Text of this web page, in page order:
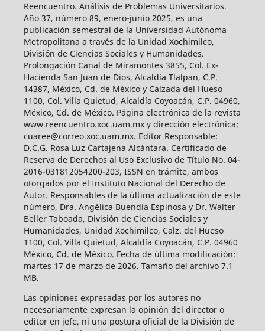
Reencuentro. Análisis de Problemas Universitarios.
Año 37, número 89, enero-junio 2025, es una
publicación semestral de la Universidad Autónoma
Metropolitana a través de la Unidad Xochimilco,
División de Ciencias Sociales y Humanidades.
Prolongación Canal de Miramontes 3855, Col. Ex-
Hacienda San Juan de Dios, Alcaldía Tlalpan, C.P.
14387, México, Cd. de México y Calzada del Hueso
1100, Col. Villa Quietud, Alcaldía Coyoacán, C.P. 04960,
México, Cd. de México. Página electrónica de la revista
www.reencuentro.xoc.uam.mx y dirección electrónica:
cuaree@correo.xoc.uam.mx. Editor Responsable:
D.C.G. Rosa Luz Cartajena Alcántara. Certificado de
Reserva de Derechos al Uso Exclusivo de Título No. 04-
2016-031812054200-203, ISSN en trámite, ambos
otorgados por el Instituto Nacional del Derecho de
Autor. Responsables de la última actualización de este
número, Dra. Angélica Buendía Espinosa y Dr. Walter
Beller Taboada, División de Ciencias Sociales y
Humanidades, Unidad Xochimilco, Calz. del Hueso
1100, Col. Villa Quietud, Alcaldía Coyoacán, C.P. 04960
México, Cd. de México. Fecha de última modificación:
martes 17 de marzo de 2026. Tamaño del archivo 7.1
MB.
Las opiniones expresadas por los autores no
necesariamente expresan la opinión del director o
editor en jefe, ni una postura oficial de la División de